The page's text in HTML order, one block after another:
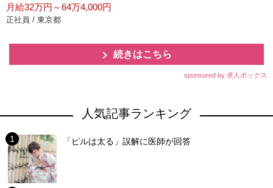
月給32万円～64万4,000円
正社員 / 東京都
続きはこちら
sponsored by 求人ボックス
人気記事ランキング
「ピルは太る」誤解に医師が回答